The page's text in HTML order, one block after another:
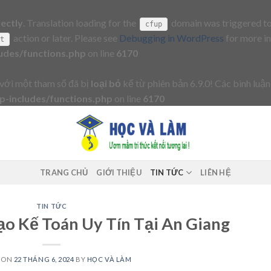
. Translation loading for the cfup
domain was triggered
action or later. Please see Debugging in WordPress for more
functions.php on line 6170
một tham số đã bị loại bỏ kể từ phiên bản 6.9.0! Các bình
includes/functions.php on line 6170
TRANG CHỦ GIỚI THIỆU TIN TỨC LIÊN HỆ
TIN TỨC
Kế Toán Uy Tín Tại An Giang
ON 22 THÁNG 6, 2024 BY HỌC VÀ LÀM